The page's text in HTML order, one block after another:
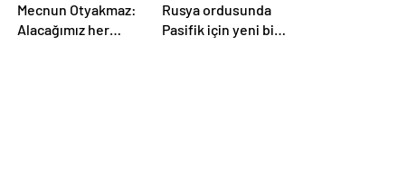
Mecnun Otyakmaz:
Alacağımız her
Rusya ordusunda
Pasifik için yeni bir